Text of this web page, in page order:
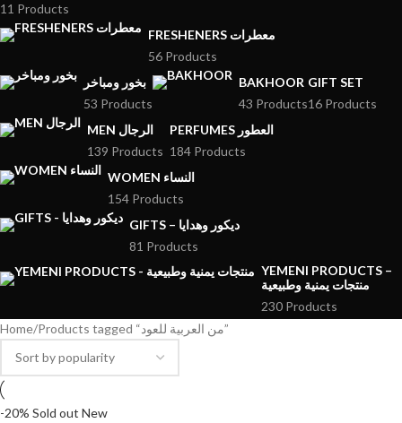
11 Products
FRESHENERS معطرات
56 Products
بخور ومباخر
53 Products
BAKHOOR
43 Products
GIFT SET
16 Products
MEN الرجال
139 Products
PERFUMES العطور
184 Products
WOMEN النساء
154 Products
GIFTS – ديكور وهدايا
81 Products
YEMENI PRODUCTS –
منتجات يمنية وطبيعية
230 Products
Home
Products tagged “من العربية للعود”
-20% Sold out New